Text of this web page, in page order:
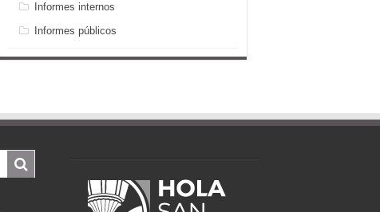
Informes internos
Informes públicos